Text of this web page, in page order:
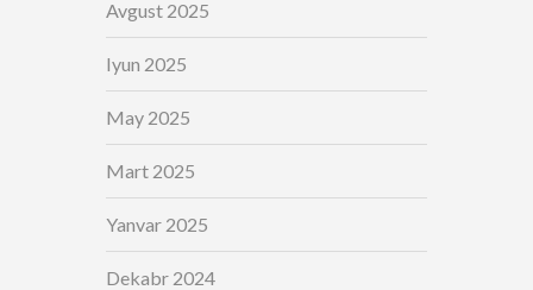
Avgust 2025
Iyun 2025
May 2025
Mart 2025
Yanvar 2025
Dekabr 2024